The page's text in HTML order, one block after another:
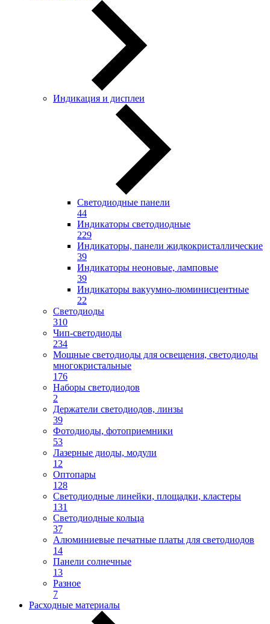
Индикация и дисплеи
Светодиодные панели
44
Индикаторы светодиодные
229
Индикаторы, панели жидкокристаллические
39
Индикаторы неоновые, ламповые
39
Индикаторы вакуумно-люминисцентные
22
Светодиоды
310
Чип-светодиоды
234
Мощные светодиоды для освещения, светодиоды
многокристальные
176
Наборы светодиодов
2
Держатели светодиодов, линзы
39
Фотодиоды, фотоприемники
53
Лазерные диоды, модули
12
Оптопары
128
Светодиодные линейки, площадки, кластеры
131
Светодиодные кольца
37
Алюминиевые печатные платы для светодиодов
14
Панели солнечные
13
Разное
7
Расходные материалы